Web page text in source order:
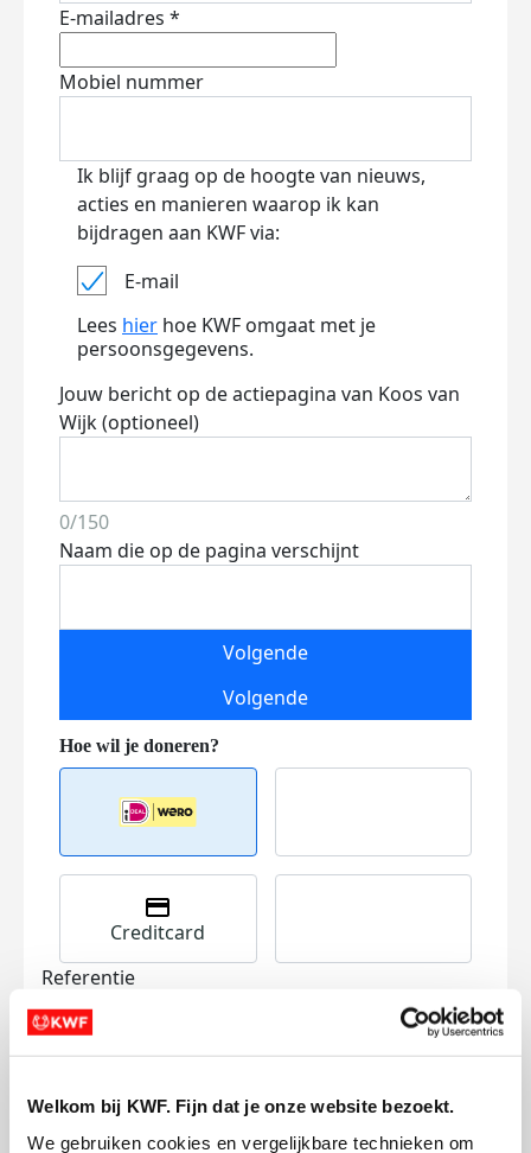
Welkom bij KWF. Fijn dat je onze website bezoekt.
We gebruiken cookies en vergelijkbare technieken om
E-mailadres *
Mobiel nummer
Ik blijf graag op de hoogte van nieuws,
acties en manieren waarop ik kan
bijdragen aan KWF via:
E-mail
Lees hier hoe KWF omgaat met je
persoonsgegevens.
Jouw bericht op de actiepagina van Koos van
Wijk (optioneel)
0/150
Naam die op de pagina verschijnt
Volgende
Volgende
Creditcard
Referentie